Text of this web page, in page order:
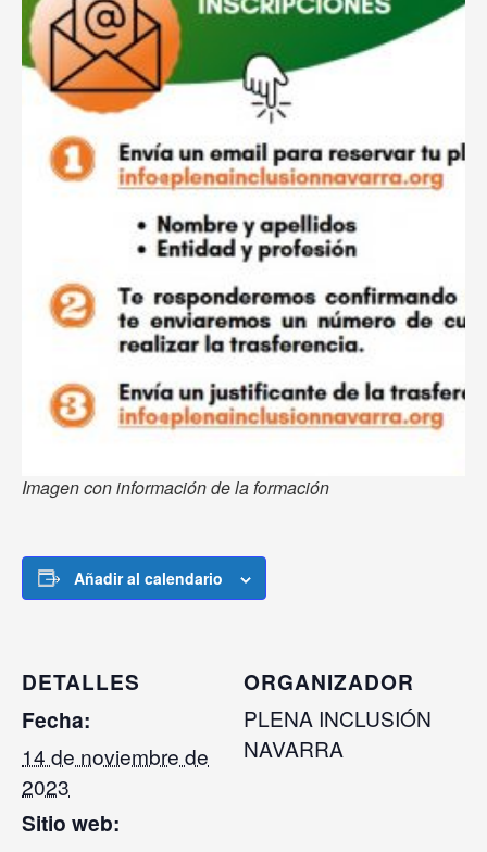
Imagen con información de la formación
Añadir al calendario
DETALLES
Fecha:
14 de noviembre de
2023
Sitio web:
ORGANIZADOR
PLENA INCLUSIÓN
NAVARRA